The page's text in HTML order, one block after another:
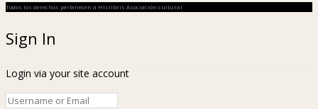
Todos los derechos pertenecen a Hislibris Asociación cultural
Sign In
Login via your site account